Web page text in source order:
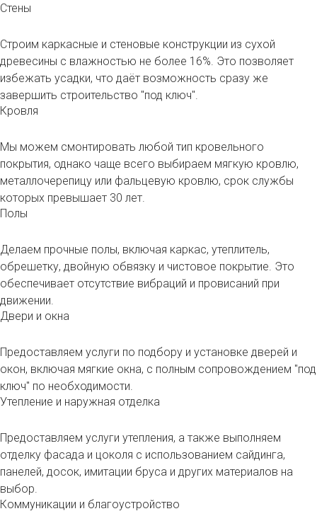
Стены
Строим каркасные и стеновые конструкции из сухой
древесины с влажностью не более 16%. Это позволяет
избежать усадки, что даёт возможность сразу же
завершить строительство "под ключ".
Кровля
Мы можем смонтировать любой тип кровельного
покрытия, однако чаще всего выбираем мягкую кровлю,
металлочерепицу или фальцевую кровлю, срок службы
которых превышает 30 лет.
Полы
Делаем прочные полы, включая каркас, утеплитель,
обрешетку, двойную обвязку и чистовое покрытие. Это
обеспечивает отсутствие вибраций и провисаний при
движении.
Двери и окна
Предоставляем услуги по подбору и установке дверей и
окон, включая мягкие окна, с полным сопровождением "под
ключ" по необходимости.
Утепление и наружная отделка
Предоставляем услуги утепления, а также выполняем
отделку фасада и цоколя с использованием сайдинга,
панелей, досок, имитации бруса и других материалов на
выбор.
Коммуникации и благоустройство